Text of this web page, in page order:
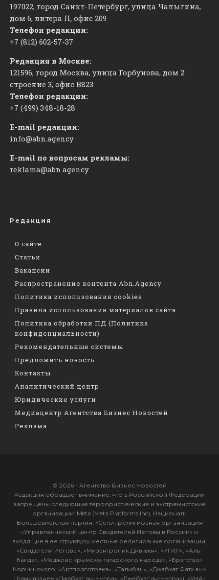
197022, город Санкт-Петербург, улица Чапыгина,
дом 6, литера П, офис 209
Телефон редакции:
+7 (812) 602-57-37
Редакция в Москве:
121596, город Москва, улица Горбунова, дом 2
строение 3, офис ​В823
Телефон редакции:
+7 (499) 348-18-28
E-mail редакции:
info@abn.agency
E-mail по вопросам рекламы:
reklama@abn.agency
Редакция
О сайте
Статьи
Вакансии
Распространение контента Abn.Agency
Политика использования cookies
Правила использования материалов сайта
Политика обработки ПД (Политика
конфиденциальности)
Рекомендательные системы
Предложить новость
Контакты
Аналитический центр
Юридические услуги
Медиацентр Агентства Бизнес Новостей
Реклама
© 2026 - Агентство Бизнес Новостей
Редакция обращает внимание, что в Российской Федерации
запрещены следующие террористические и экстремистские
организации: Meta (Meta Platforms Inc), Национал-
Большевистская партия, «Сеть», религиозная организация
«Управленческий центр Свидетелей Иеговы в России» и
входящие в ее структуру местные религиозные организации,
«Свидетели Иеговы», «Мизантропик Дивижн», «ИГИЛ», «Аль-
Каида», «Меджлис крымско-татарского народа», «Братство»
Корчинского, «Артподготовка», «Талибан», «Джабхат Фатх аш-
Шам» (ранее «Джабхат ан-Нусра», «Джебхат ан-Нусра»), «УНА-